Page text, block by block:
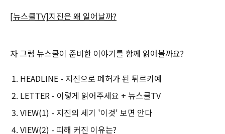
[뉴스쿨TV]지진은 왜 일어날까?
자 그럼 뉴스쿨이 준비한 이야기를 함께 읽어볼까요?
HEADLINE - 지진으로 폐허가 된 튀르키예
LETTER - 이렇게 읽어주세요 + 뉴스쿨TV
VIEW(1) - 지진의 세기 '이것' 보면 안다
VIEW(2) - 피해 커진 이유는?